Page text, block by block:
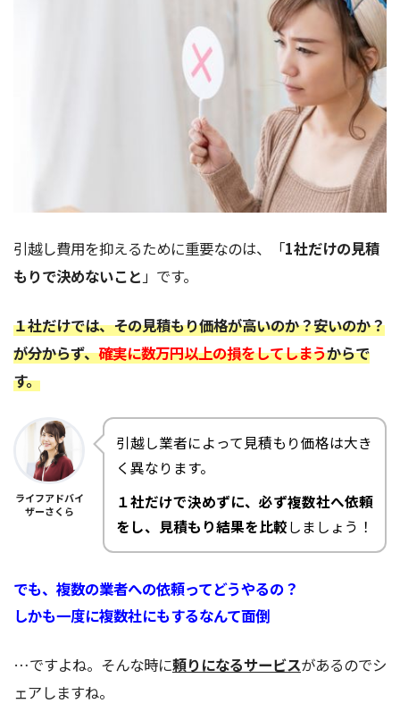
引越し費用を抑えるために重要なのは、「1社だけの見積
もりで決めないこと 」です。
１社だけでは、その見積もり価格が高いのか？安いのか？
が分からず、確実に数万円以上の損をしてしまうからで
す。
ライフアドバイ
ザーさくら
引越し業者によって見積もり価格は大き
く異なります。
１社だけで決めずに、必ず複数社へ依頼
をし、見積もり結果を比較しましょう！
でも、複数の業者への依頼ってどうやるの？
しかも一度に複数社にもするなんて面倒
…ですよね。そんな時に頼りになるサービスがあるのでシ
ェアしますね。